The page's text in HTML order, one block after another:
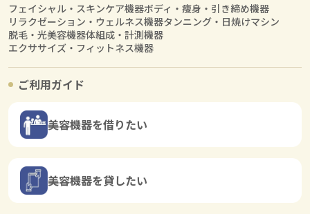
フェイシャル・スキンケア機器ボディ・痩身・引き締め機器
リラクゼーション・ウェルネス機器タンニング・日焼けマシン
脱毛・光美容機器体組成・計測機器
エクササイズ・フィットネス機器
ご利用ガイド
美容機器を借りたい
美容機器を貸したい